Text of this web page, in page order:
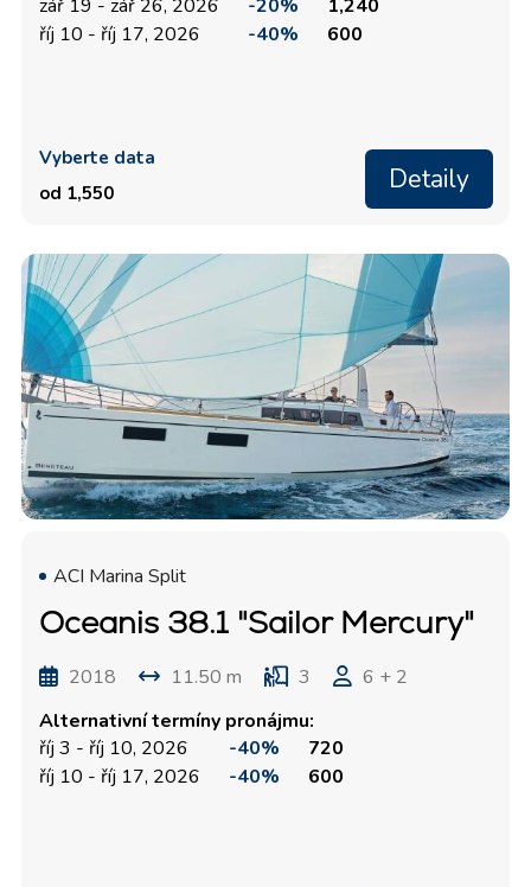
zář 19 - zář 26, 2026 -20%
1,240
říj 10 - říj 17, 2026
-40% 600
Vyberte data
od 1,550
Detaily
ACI Marina Split
Oceanis 38.1 "Sailor Mercury"
2018 11.50 m 3
6 + 2
Alternativní termíny pronájmu:
říj 3 - říj 10, 2026
-40%
720
říj 10 - říj 17, 2026
-40% 600